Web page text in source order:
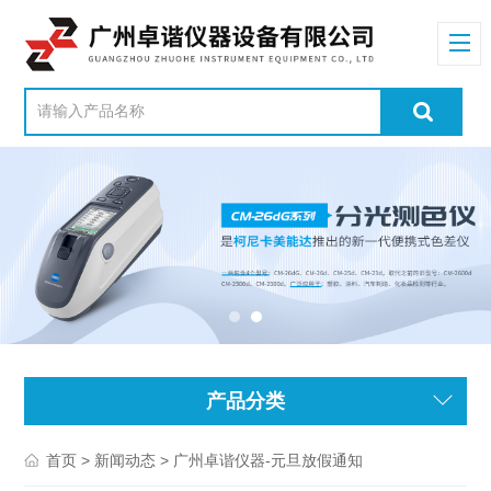
产品分类
首页 > 新闻动态 > 广州卓谐仪器-元旦放假通知